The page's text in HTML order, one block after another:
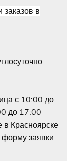
в
с 10:00 до
до 17:00
в Красноярске
форму заявки